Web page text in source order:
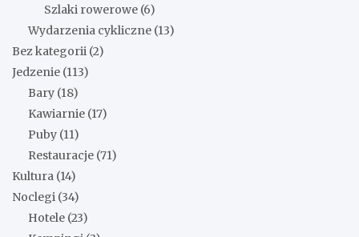
Szlaki rowerowe (6)
Wydarzenia cykliczne (13)
Bez kategorii (2)
Jedzenie (113)
Bary (18)
Kawiarnie (17)
Puby (11)
Restauracje (71)
Kultura (14)
Noclegi (34)
Hotele (23)